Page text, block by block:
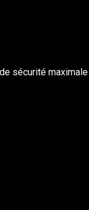
sécurité